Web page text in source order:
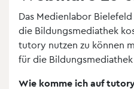
Das Medienlabor
die Bildungsmediathek
tutory nutzen zu können
für die
Wie komme ich auf